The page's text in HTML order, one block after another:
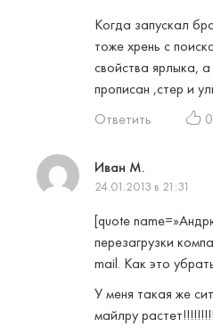
Когда запускал
тоже хрень с
свойства ярлыка,
прописан ,стер и
Ответить
0
Иван М.
24.01.2013 в 21:31
[quote
перезагрузки
mail. Как это
У меня такая же
майлру